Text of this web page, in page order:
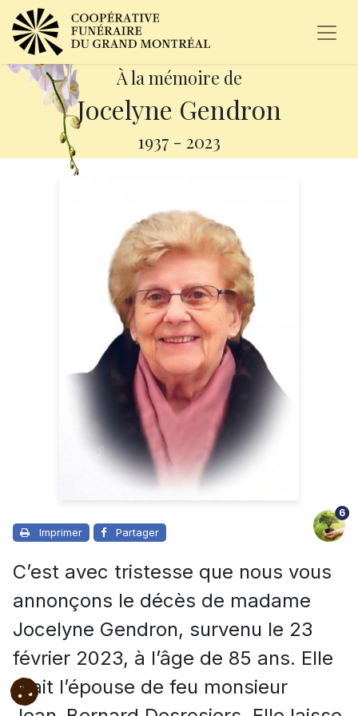
À la mémoire de
Jocelyne Gendron
1937 - 2023
Imprimer Partager
6
C’est avec tristesse que nous vous
annonçons le décès de madame
Jocelyne Gendron, survenu le 23
février 2023, à l’âge de 85 ans. Elle
était l’épouse de feu monsieur